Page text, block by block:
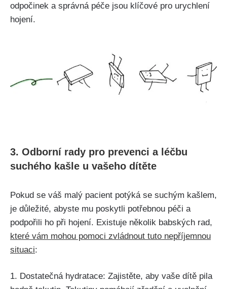
‍odpočinek a ‌správná péče jsou klíčové pro urychlení‌
hojení.
3. Odborní ⁢rady pro ‍prevenci a léčbu
suchého⁣ kašle u vašeho dítěte
Pokud ​se váš malý pacient potýká se⁢ suchým kašlem,
je důležité, abyste mu poskytli​ potřebnou péči a
podpořili ​ho při hojení. Existuje několik babských rad,
které vám mohou pomoci‍ zvládnout tuto nepříjemnou​
situaci:
1. Dostatečná hydratace: Zajistěte, aby vaše dítě ⁣pila